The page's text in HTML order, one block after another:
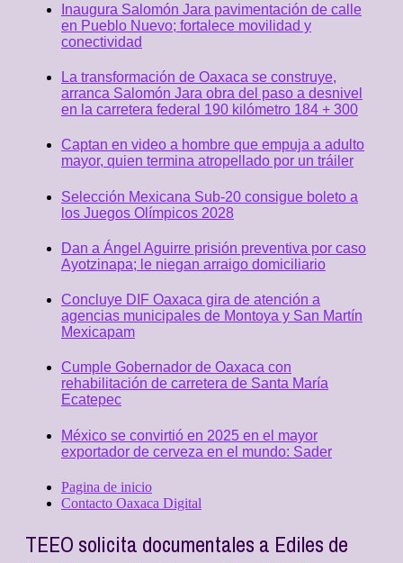
Inaugura Salomón Jara pavimentación de calle
en Pueblo Nuevo; fortalece movilidad y
conectividad
La transformación de Oaxaca se construye,
arranca Salomón Jara obra del paso a desnivel
en la carretera federal 190 kilómetro 184 + 300
Captan en video a hombre que empuja a adulto
mayor, quien termina atropellado por un tráiler
Selección Mexicana Sub-20 consigue boleto a
los Juegos Olímpicos 2028
Dan a Ángel Aguirre prisión preventiva por caso
Ayotzinapa; le niegan arraigo domiciliario
Concluye DIF Oaxaca gira de atención a
agencias municipales de Montoya y San Martín
Mexicapam
Cumple Gobernador de Oaxaca con
rehabilitación de carretera de Santa María
Ecatepec
México se convirtió en 2025 en el mayor
exportador de cerveza en el mundo: Sader
Pagina de inicio
Contacto Oaxaca Digital
TEEO solicita documentales a Ediles de